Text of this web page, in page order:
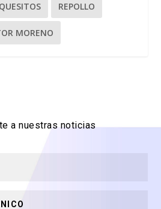
REPOLLO
MORENO
a nuestras noticias